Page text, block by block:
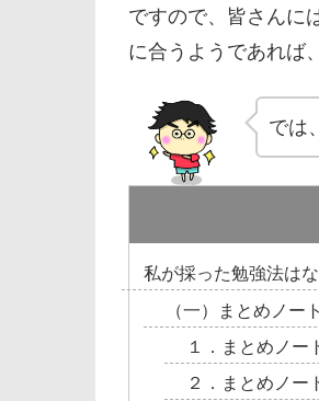
ですので、皆さんに
に合うようであれば
では
私が採った勉強法は
（一）まとめノー
１．まとめノー
２．まとめノー